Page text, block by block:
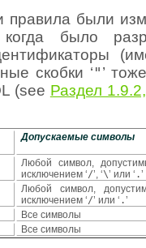
правила были
было
скобки ‘"’
(see Раздел
Допускаемые символы
Любой символ,
исключением ‘/’, ‘\’ или ‘ .’
Любой символ,
исключением ‘/’ или ‘ .’
Все символы
Все символы